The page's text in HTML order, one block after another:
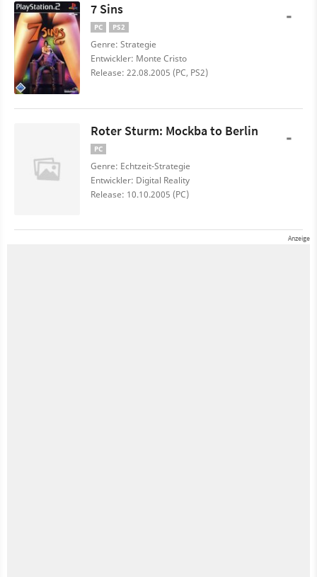
7 Sins
PC PS2
Genre: Strategie
Entwickler: Monte Cristo
Release: 22.08.2005 (PC, PS2)
-
Roter Sturm: Mockba to Berlin
PC
Genre: Echtzeit-Strategie
Entwickler: Digital Reality
Release: 10.10.2005 (PC)
-